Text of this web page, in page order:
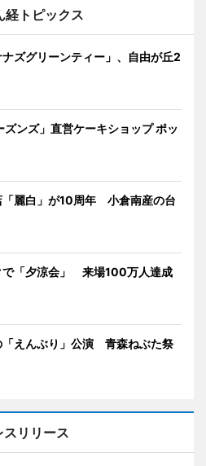
経トピックス
ズグリーンティー」、自由が丘2
ンズ」直営ケーキショップ ポッ
「麗白」が10周年 小倉南産の台
で「夕涼会」 来場100万人達成
「えんぶり」公演 青森ねぶた祭
スリリース